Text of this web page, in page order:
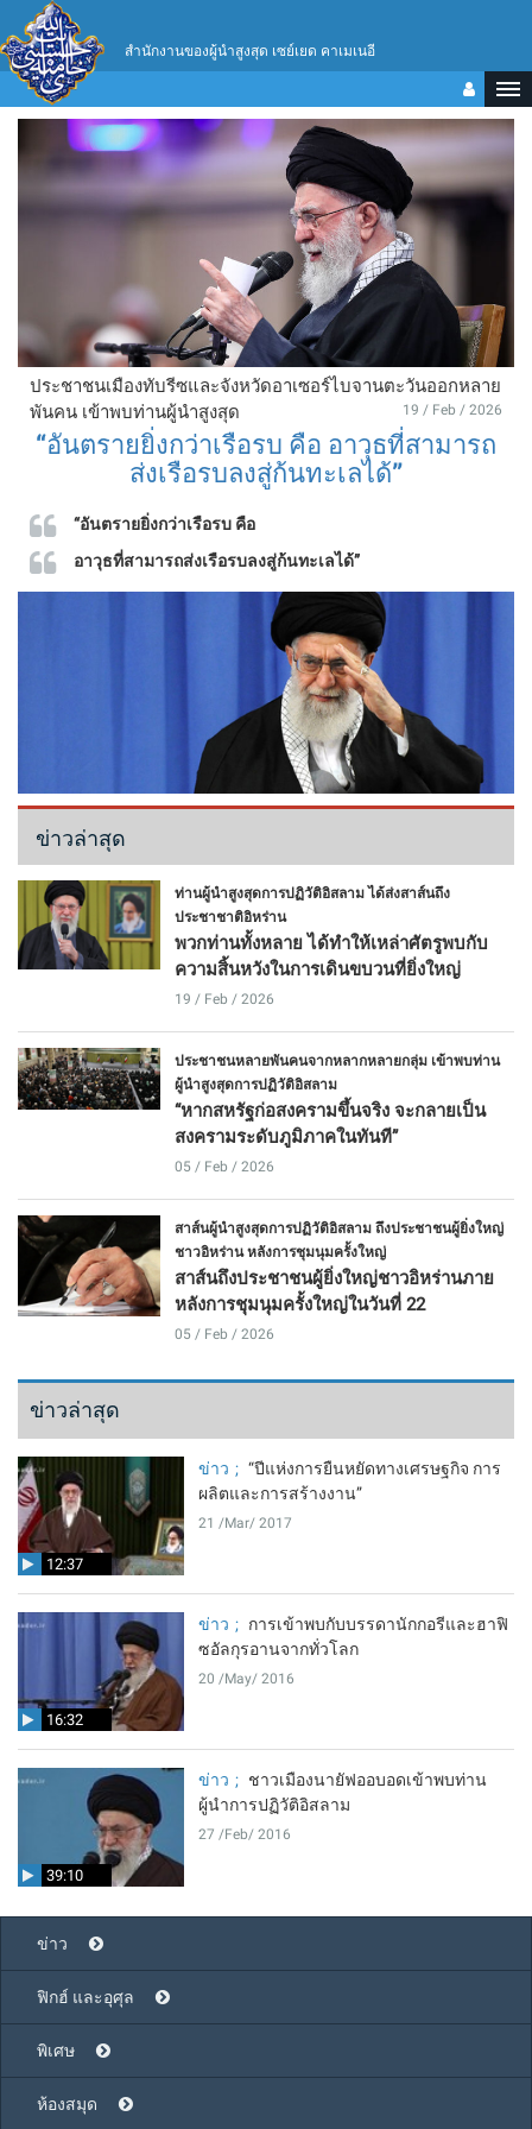
สำนักงานของผู้นำสูงสุด เซย์เยด คาเมเนอี
ประชาชนเมืองทับรีซและจังหวัดอาเซอร์ไบจานตะวันออกหลาย
พันคน เข้าพบท่านผู้นำสูงสุด
19 / Feb / 2026
“อันตรายยิ่งกว่าเรือรบ คือ อาวุธที่สามารถ
ส่งเรือรบลงสู่ก้นทะเลได้”
“อันตรายยิ่งกว่าเรือรบ คือ
อาวุธที่สามารถส่งเรือรบลงสู่ก้นทะเลได้”
ข่าวล่าสุด
ท่านผู้นำสูงสุดการปฏิวัติอิสลาม ได้ส่งสาส์นถึง
ประชาชาติอิหร่าน
พวกท่านทั้งหลาย ได้ทำให้เหล่าศัตรูพบกับ
ความสิ้นหวังในการเดินขบวนที่ยิ่งใหญ่
19 / Feb / 2026
ประชาชนหลายพันคนจากหลากหลายกลุ่ม เข้าพบท่าน
ผู้นำสูงสุดการปฏิวัติอิสลาม
“หากสหรัฐก่อสงครามขึ้นจริง จะกลายเป็น
สงครามระดับภูมิภาคในทันที”
05 / Feb / 2026
สาส์นผู้นำสูงสุดการปฏิวัติอิสลาม ถึงประชาชนผู้ยิ่งใหญ่
ชาวอิหร่าน หลังการชุมนุมครั้งใหญ่
สาส์นถึงประชาชนผู้ยิ่งใหญ่ชาวอิหร่านภาย
หลังการชุมนุมครั้งใหญ่ในวันที่ 22
05 / Feb / 2026
ข่าวล่าสุด
12:37
ข่าว
“ปีแห่งการยืนหยัดทางเศรษฐกิจ การ
ผลิตและการสร้างงาน”
21 /Mar/ 2017
16:32
ข่าว
การเข้าพบกับบรรดานักกอรีและฮาฟิ
ซอัลกุรอานจากทั่วโลก
20 /May/ 2016
39:10
ข่าว
ชาวเมืองนายัฟออบอดเข้าพบท่าน
ผู้นำการปฏิวัติอิสลาม
27 /Feb/ 2016
ข่าว
ฟิกฮ์ และอุศุล
พิเศษ
ห้องสมุด